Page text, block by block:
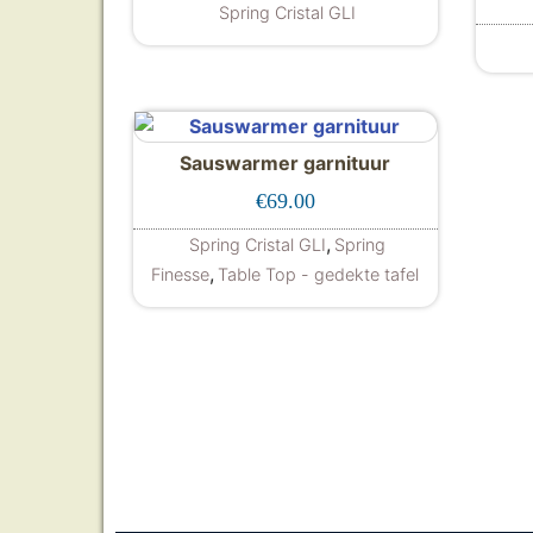
Spring Cristal GLI
Dit product heeft
Sauswarmer garnituur
€69.00
Spring Cristal GLI, Spring
Finesse, Table Top - gedekte tafel